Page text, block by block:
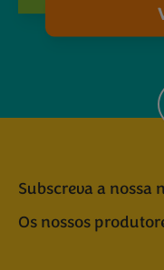
Subscreva a nossa
Os nossos